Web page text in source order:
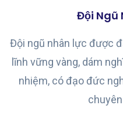
Đội Ngũ
Đội ngũ nhân lực được
lĩnh vững vàng, dám
nhiệm, có đạo đức